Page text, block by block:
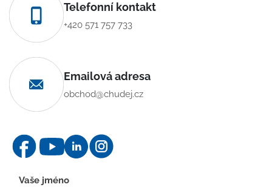
Telefonní kontakt
+420 571 757 733
Emailová adresa
obchod@chudej.cz
Kontaktní
Vaše jméno